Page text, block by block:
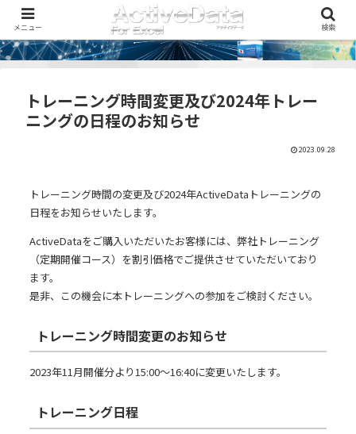
トレーニング時間変更及び2024年トレー
ニングの日程のお知らせ
2023.09.28
トレーニング時間の変更及び2024年ActiveDataトレーニングの
日程をお知らせいたします。
ActiveDataをご購入いただいたお客様には、弊社トレーニング
（定期開催コース）を割引価格でご提供させていただいており
ます。
是非、この機会に本トレーニングへの参加をご検討ください。
トレーニング時間変更のお知らせ
2023年11月開催分より15:00～16:40に変更いたします。
トレーニング日程
メニュー 検索